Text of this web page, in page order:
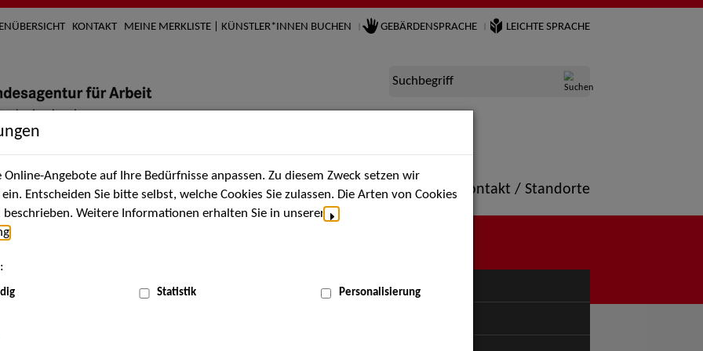
KONTAKT MEINE MERKLISTE | KÜNSTLER*INNEN BUCHEN GEBÄRDENSPRACHE LEICHTE SPRACHE
Suchbegriff
Künstler*innen Über uns Aktuelles Termine Portfolio Kontakt / Standorte
MENÜ
Angebote auf Ihre Bedürfnisse anpassen. Zu diesem Zweck setzen wir
Entscheiden Sie bitte selbst, welche Cookies Sie zulassen. Die Arten von Cookies
Weitere Informationen erhalten Sie in unserer
Statistik Personalisierung